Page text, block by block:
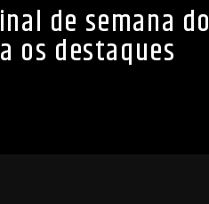
de semana do
os destaques